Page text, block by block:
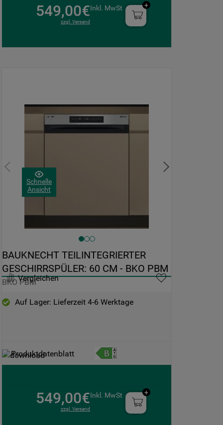
549,00€Inkl. MwSt
zzgl. Versand
Schnelle
Ansicht
Vergleichen
BAUKNECHT TEILINTEGRIERTER
GESCHIRRSPÜLER: 60 CM - BKO PBM
BKO PBM
Auf Lager: Lieferzeit 4-6 Werktage
Produktdatenblatt
549,00€Inkl. MwSt
zzgl. Versand